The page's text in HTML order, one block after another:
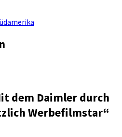
dem Daimler durch
Werbefilmstar“